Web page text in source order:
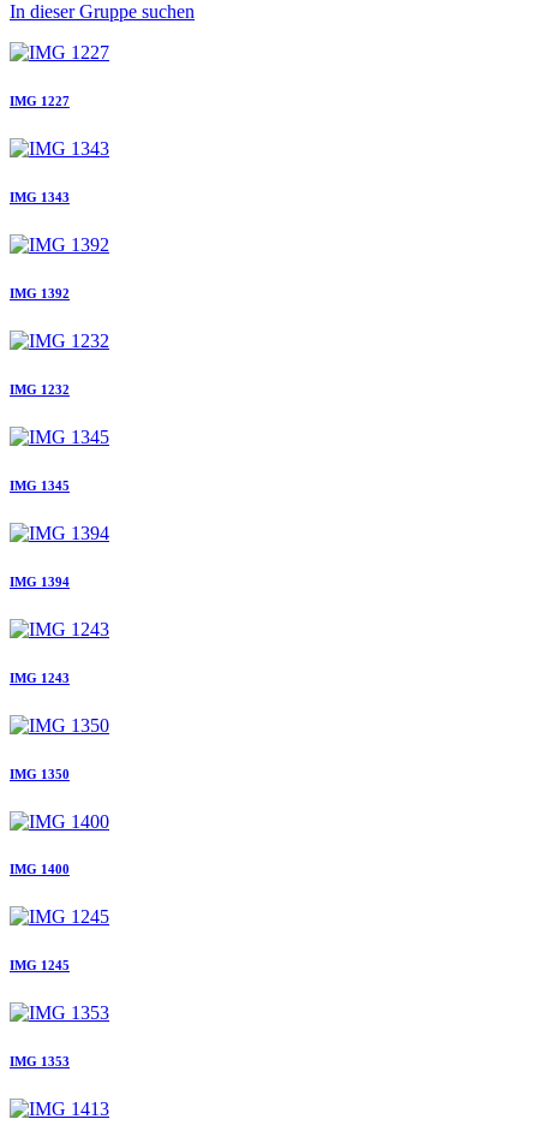
In dieser Gruppe suchen
IMG 1227
IMG 1343
IMG 1392
IMG 1232
IMG 1345
IMG 1394
IMG 1243
IMG 1350
IMG 1400
IMG 1245
IMG 1353